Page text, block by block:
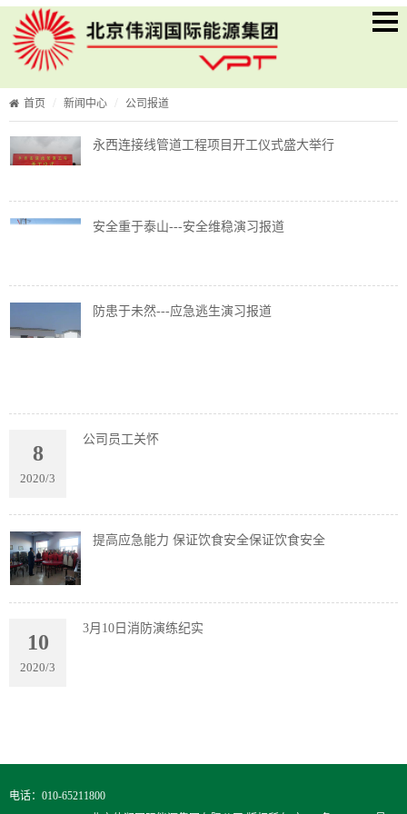
首页 新闻中心 公司报道
永西连接线管道工程项目开工仪式盛大举行
安全重于泰山---安全维稳演习报道
防患于未然---应急逃生演习报道
8
2020/3
公司员工关怀
提高应急能力 保证饮食安全保证饮食安全
10
2020/3
3月10日消防演练纪实
电话：010-65211800